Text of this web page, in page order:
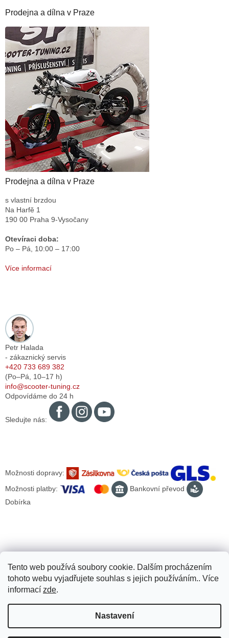
Tento web používá soubory cookie. Dalším procházením
tohoto webu vyjadřujete souhlas s jejich používáním.. Více
informací zde.
Nastavení
Prodejna a dílna v Praze
Prodejna a dílna v Praze
s vlastní brzdou
Na Harfě 1
190 00 Praha 9-Vysočany
Otevíraci doba:
Po – Pá, 10:00 – 17:00
Více informací
Petr Halada
- zákaznický servis
+420 733 689 382
(Po–Pá, 10–17 h)
info@scooter-tuning.cz
Odpovídáme do 24 h
Sledujte nás:
Možnosti dopravy:
Možnosti platby:
Bankovní převod
Dobírka
Vytvořil Shoptet